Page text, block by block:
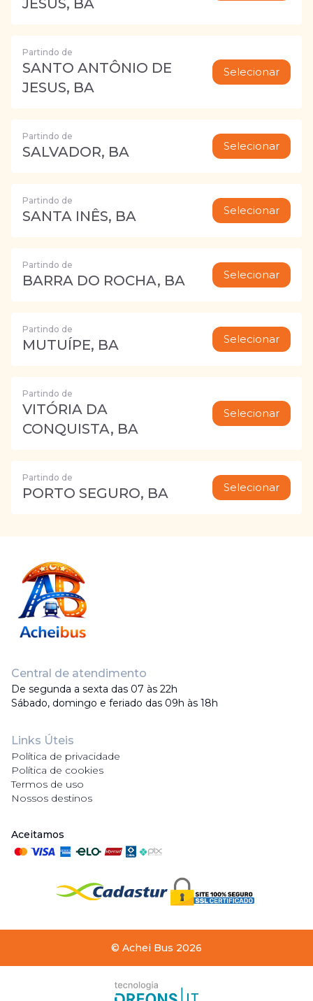
JESUS, BA
Partindo de
SANTO ANTÔNIO DE
JESUS, BA
Selecionar
Partindo de
SALVADOR, BA Selecionar
Partindo de
SANTA INÊS, BA Selecionar
Partindo de
BARRA DO ROCHA, BA Selecionar
Partindo de
MUTUÍPE, BA Selecionar
Partindo de
VITÓRIA DA
CONQUISTA, BA
Selecionar
Partindo de
PORTO SEGURO, BA Selecionar
Central de atendimento
De segunda a sexta das 07 às 22h
Sábado, domingo e feriado das 09h às 18h
Links Úteis
Política de privacidade
Política de cookies
Termos de uso
Nossos destinos
Aceitamos
© Achei Bus 2026